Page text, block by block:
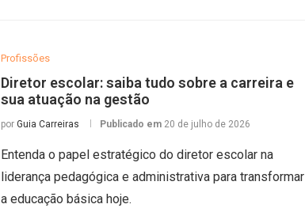
Profissões
Diretor escolar: saiba tudo sobre a carreira e
sua atuação na gestão
por Guia Carreiras Publicado em 20 de julho de 2026
Entenda o papel estratégico do diretor escolar na
liderança pedagógica e administrativa para transformar
a educação básica hoje.